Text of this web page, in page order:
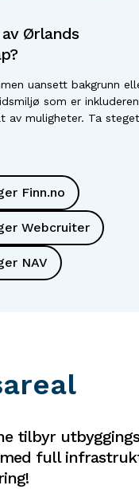
Ørlands
uansett bakgrunn
som er
muligheter. Ta
Finn.no
Webcruiter
NAV
tilbyr
full